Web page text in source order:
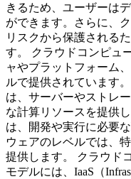
きるため、ユーザーは
ができます。さらに、
リスクから保護される
す。 クラウドコンピュ
ャやプラットフォーム
ルで提供されています
は、サーバーやストレ
な計算リソースを提供
は、開発や実行に必要
ウェアのレベルでは、
提供します。 クラウド
モデルには、IaaS（